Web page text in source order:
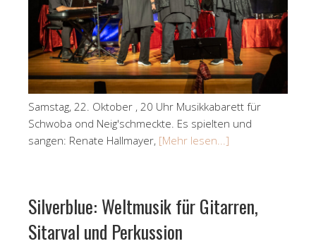
Samstag, 22. Oktober , 20 Uhr Musikkabarett für
Schwoba ond Neig'schmeckte. Es spielten und
sangen: Renate Hallmayer, [Mehr lesen...]
Silverblue: Weltmusik für Gitarren,
Sitarval und Perkussion